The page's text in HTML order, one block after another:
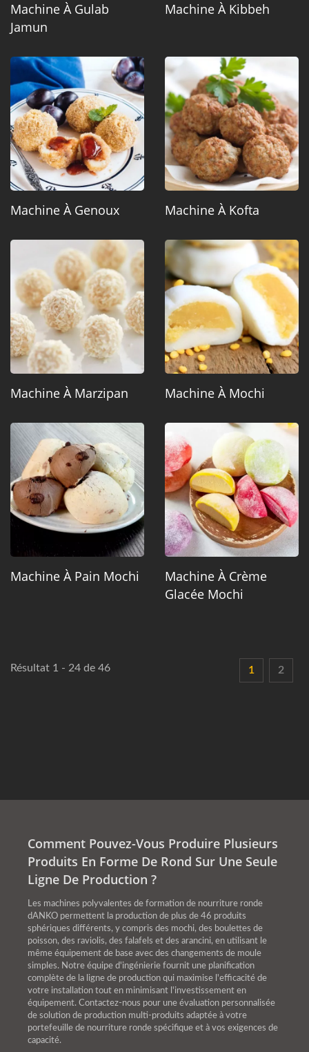
Machine À Gulab
Jamun
Machine À Kibbeh
Machine À Genoux Machine À Kofta
Machine À Marzipan Machine À Mochi
Machine À Pain Mochi
Machine À Crème
Glacée Mochi
Résultat 1 - 24 de 46 1 2
Comment Pouvez-Vous Produire Plusieurs
Produits En Forme De Rond Sur Une Seule
Ligne De Production ?
Les machines polyvalentes de formation de nourriture ronde
dANKO permettent la production de plus de 46 produits
sphériques différents, y compris des mochi, des boulettes de
poisson, des raviolis, des falafels et des arancini, en utilisant le
même équipement de base avec des changements de moule
simples. Notre équipe d'ingénierie fournit une planification
complète de la ligne de production qui maximise l'efficacité de
votre installation tout en minimisant l'investissement en
équipement. Contactez-nous pour une évaluation personnalisée
de solution de production multi-produits adaptée à votre
portefeuille de nourriture ronde spécifique et à vos exigences de
capacité.